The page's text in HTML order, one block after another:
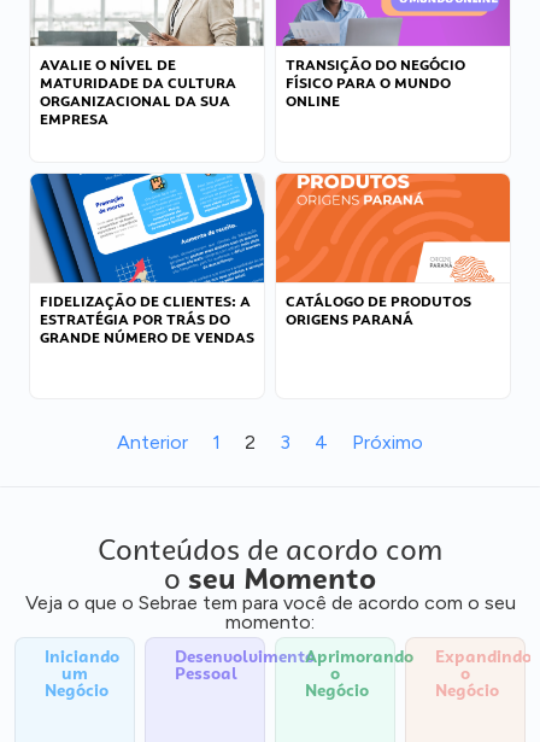
AVALIE O NÍVEL DE
MATURIDADE DA CULTURA
ORGANIZACIONAL DA SUA
EMPRESA
TRANSIÇÃO DO NEGÓCIO
FÍSICO PARA O MUNDO
ONLINE
FIDELIZAÇÃO DE CLIENTES: A
ESTRATÉGIA POR TRÁS DO
GRANDE NÚMERO DE VENDAS
CATÁLOGO DE PRODUTOS
ORIGENS PARANÁ
Anterior 1 2 3 4 Próximo
Conteúdos de acordo com
o seu Momento
Veja o que o Sebrae tem para você de acordo com o seu
momento:
Iniciando
um
Negócio
Desenvolvimento
Pessoal
Aprimorando
o
Negócio
Expandindo
o
Negócio